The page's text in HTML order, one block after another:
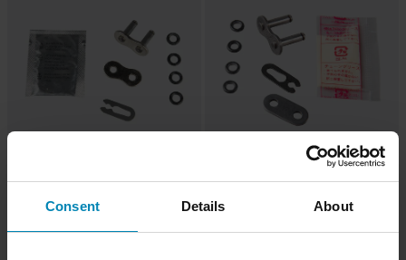
Consent Details About
€1,99 -33% Da€1,79 -10%